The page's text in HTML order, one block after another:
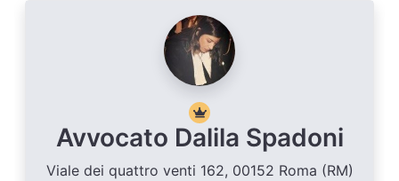
Avvocato Dalila Spadoni
Viale dei quattro venti 162, 00152 Roma (RM)